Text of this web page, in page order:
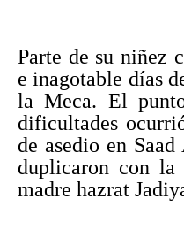
Parte de su niñez
e inagotable días
la Meca. El
dificultades
de asedio en
duplicaron con la
madre hazrat